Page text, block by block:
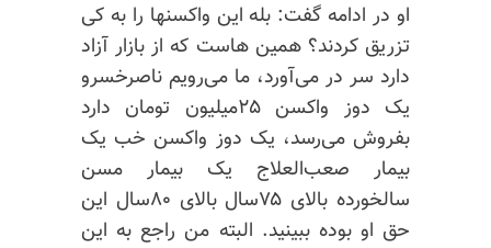
او در ادامه گفت: بله این واکسنها را به کی
تزریق کردند؟ همین هاست که از بازار آزاد
دارد سر در می‌آورد، ما می‌رویم ناصرخسرو
یک دوز واکسن ۲۵میلیون تومان دارد
بفروش می‌رسد، یک دوز واکسن خب یک
بیمار صعب‌العلاج یک بیمار مسن
سالخورده بالای ۷۵سال بالای ۸۰سال این
حق او بوده ببینید. البته من راجع به این